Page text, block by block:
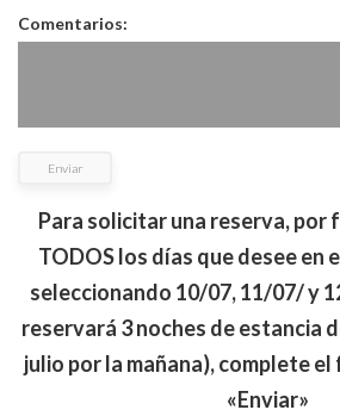
Comentarios:
Enviar
Para solicitar una reserva, por
TODOS los días que desee en
seleccionando 10/07, 11/07/ y
reservará 3 noches de estancia
julio por la mañana), complete
«Enviar»